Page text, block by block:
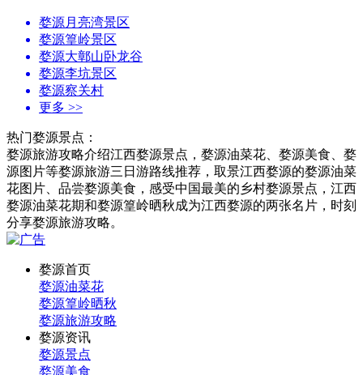
婺源月亮湾景区
婺源篁岭景区
婺源大鄣山卧龙谷
婺源李坑景区
婺源察关村
更多 >>
热门婺源景点：
婺源旅游攻略介绍江西婺源景点，婺源油菜花、婺源美食、婺
源图片等婺源旅游三日游路线推荐，取景江西婺源的婺源油菜
花图片、品尝婺源美食，感受中国最美的乡村婺源景点，江西
婺源油菜花期和婺源篁岭晒秋成为江西婺源的两张名片，时刻
分享婺源旅游攻略。
婺源首页
婺源油菜花
婺源篁岭晒秋
婺源旅游攻略
婺源资讯
婺源景点
婺源美食